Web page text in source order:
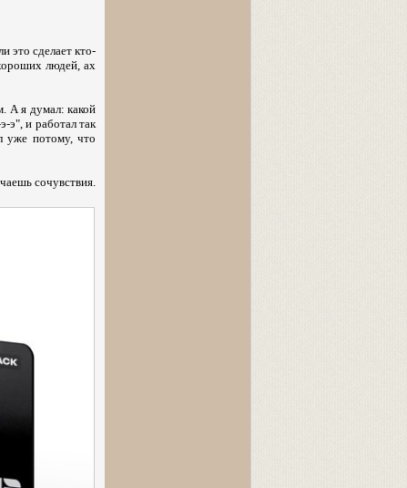
это сделает кто-
людей, ах
А я думал: какой
э", и работал так
уже потому, что
сочувствия.